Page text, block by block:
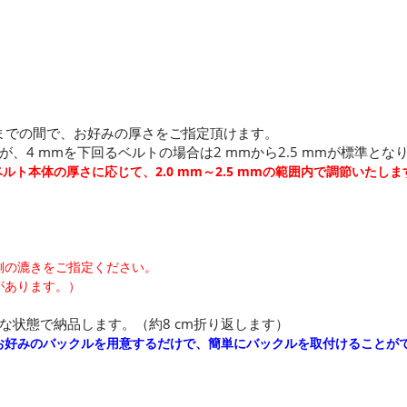
の間で、お好みの厚さをご指定頂けます。
、4 mmを下回るベルトの場合は2 mmから2.5 mmが標準となり
ト本体の厚さに応じて、2.0 mm～2.5 mmの範囲内で調節いたしま
漉きをご指定ください。
ります。）
態で納品します。（約8 cm折り返します）
みのバックルを用意するだけで、簡単にバックルを取付けることが